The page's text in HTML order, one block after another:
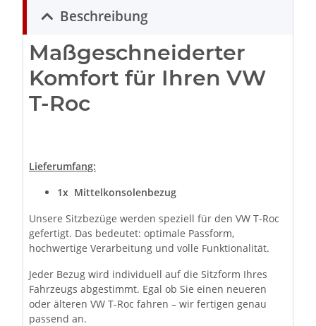
Beschreibung
Maßgeschneiderter
Komfort für Ihren VW
T-Roc
Lieferumfang:
1x Mittelkonsolenbezug
Unsere Sitzbezüge werden speziell für den VW T-Roc
gefertigt. Das bedeutet: optimale Passform,
hochwertige Verarbeitung und volle Funktionalität.
Jeder Bezug wird individuell auf die Sitzform Ihres
Fahrzeugs abgestimmt. Egal ob Sie einen neueren
oder älteren VW T-Roc fahren – wir fertigen genau
passend an.